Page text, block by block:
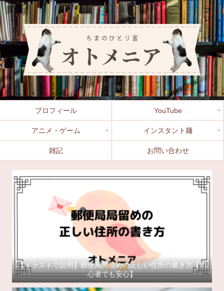
プロフィール YouTube
アニメ・ゲーム インスタント麺
雑記 お問い合わせ
【イラストで説明】郵便局局留めの正しい住所の書き方【初
心者でも安心】